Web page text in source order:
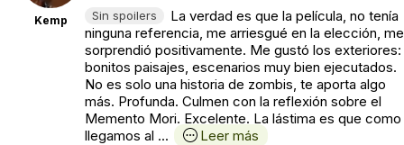
Kemp Sin spoilers
La verdad es que la película, no tenía
ninguna referencia, me arriesgué en la elección, me
sorprendió positivamente. Me gustó los exteriores:
bonitos paisajes, escenarios muy bien ejecutados.
No es solo una historia de zombis, te aporta algo
más. Profunda. Culmen con la reflexión sobre el
Memento Mori. Excelente. La lástima es que como
llegamos al ...
Leer más